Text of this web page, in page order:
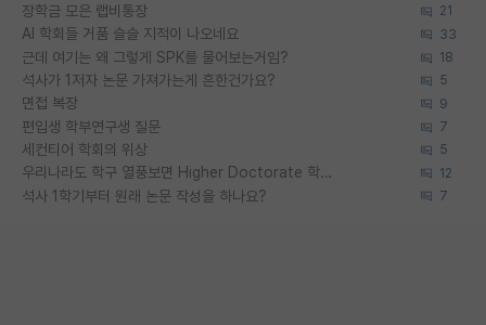
장학금 모은 랩비통장 21
AI 학회들 거품 슬슬 지적이 나오네요 33
근데 여기는 왜 그렇게 SPK를 물어보는거임? 18
석사가 1저자 논문 가져가는게 흔한건가요? 5
면접 복장 9
편입생 학부연구생 질문 7
세컨티어 학회의 위상 5
우리나라도 학구 열풍보면 Higher Doctorate 학위가 필요하다고 봅니다. 12
석사 1학기부터 원래 논문 작성을 하나요? 7